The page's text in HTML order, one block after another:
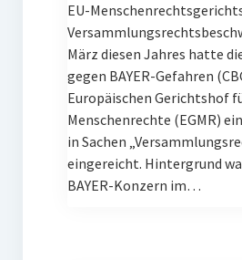
EU-
März diesen Jahres hatte
gegen BAYER-Gefahren
Europäischen Gerichtshof
Menschenrechte (EGMR)
in Sachen
eingereicht. Hintergrund
BAYER-Konzern im…